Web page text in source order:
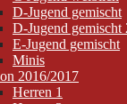
D-Jugend gemischt
D-Jugend gemischt
E-Jugend gemischt
Minis
2016/2017
Herren 1